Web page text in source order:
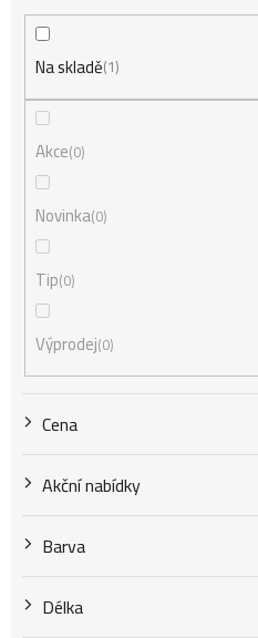
z
e
d
u
Na skladě 1
Akce 0
Novinka 0
Tip 0
Výprodej 0
Cena
Akční nabídky
Barva
Délka